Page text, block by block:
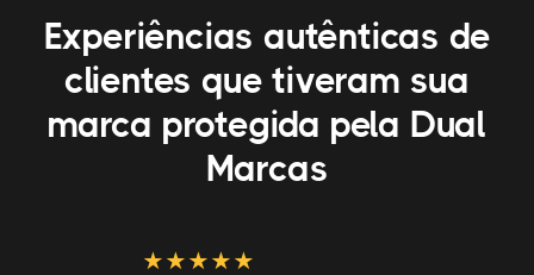
Experiências autênticas de
clientes que tiveram sua
marca protegida pela Dual
Marcas